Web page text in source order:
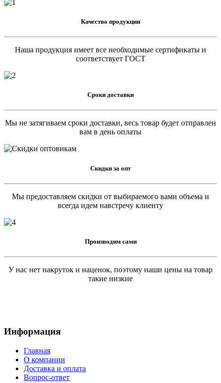
Качество продукции
Наша продукция имеет все необходимые сертификаты и
соответствует ГОСТ
Сроки доставки
Мы не затягиваем сроки доставки, весь товар будет отправлен
вам в день оплаты
Скидки за опт
Мы предоставляем скидки от выбираемого вами объема и
всегда идем навстречу клиенту
Производим сами
У нас нет накруток и наценок, поэтому наши цены на товар
такие низкие
Информация
Главная
О компании
Доставка и оплата
Вопрос-ответ